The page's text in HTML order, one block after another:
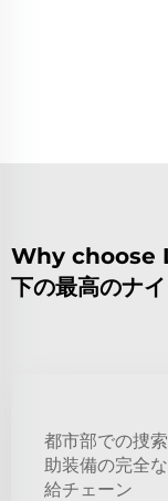
Why choose
下の最高のナ
都市部での捜
助装備の完全
給チェーン